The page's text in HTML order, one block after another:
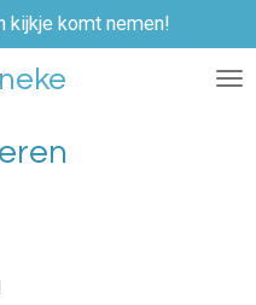
kijkje komt nemen!